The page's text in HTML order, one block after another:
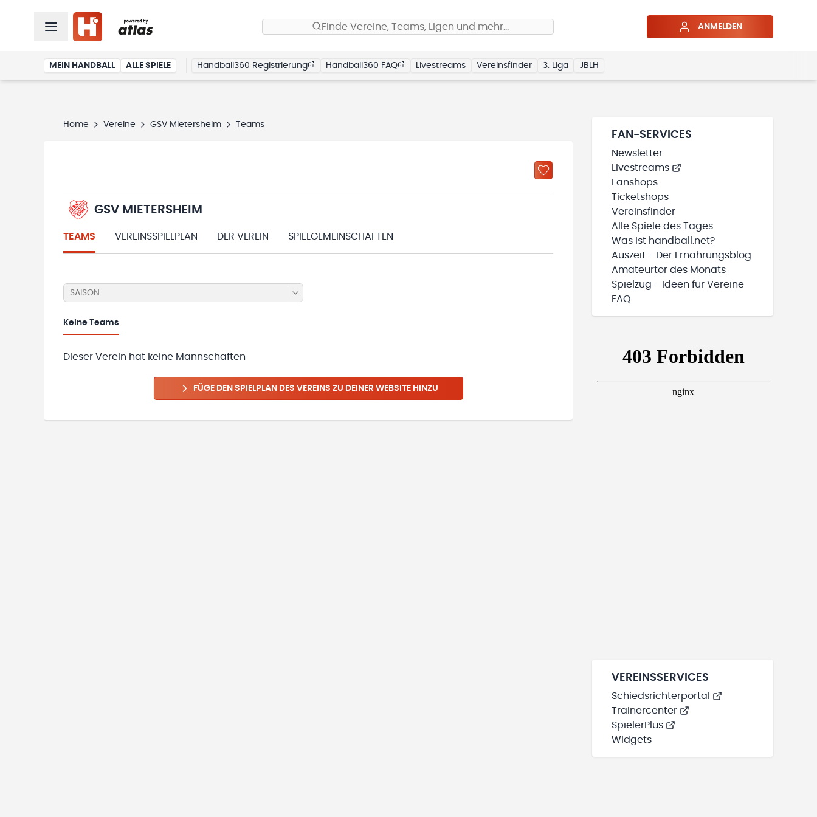
Finde Vereine, Teams, Ligen und mehr… ANMELDEN
MEIN HANDBALL ALLE SPIELE Handball360 Registrierung Handball360 FAQ Livestreams Vereinsfinder 3. Liga JBLH
Home Vereine GSV Mietersheim Teams
GSV MIETERSHEIM
TEAMS VEREINSSPIELPLAN DER VEREIN SPIELGEMEINSCHAFTEN
SAISON
Keine Teams
Dieser Verein hat keine Mannschaften
FÜGE DEN SPIELPLAN DES VEREINS ZU DEINER WEBSITE HINZU
FAN-SERVICES
Newsletter
Livestreams
Fanshops
Ticketshops
Vereinsfinder
Alle Spiele des Tages
Was ist handball.net?
Auszeit - Der Ernährungsblog
Amateurtor des Monats
Spielzug - Ideen für Vereine
FAQ
VEREINSSERVICES
Schiedsrichterportal
Trainercenter
SpielerPlus
Widgets